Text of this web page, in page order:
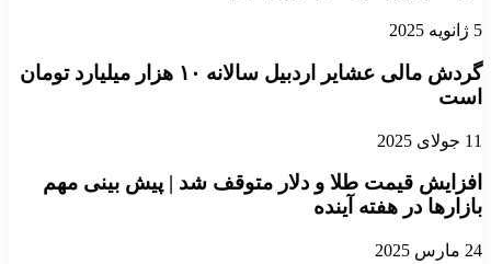
گردش مالی عشایر اردبیل سالانه ۱۰ هزار میلیارد تومان
قیمت طلا و دلار متوقف شد | پیش بینی مهم
در هفته آینده